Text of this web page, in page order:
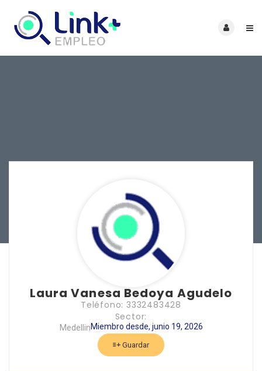
Laura Vanesa Bedoya Agudelo
Teléfono: 3332483428
Sector:
MedellinMiembro desde, junio 19, 2026
Guardar